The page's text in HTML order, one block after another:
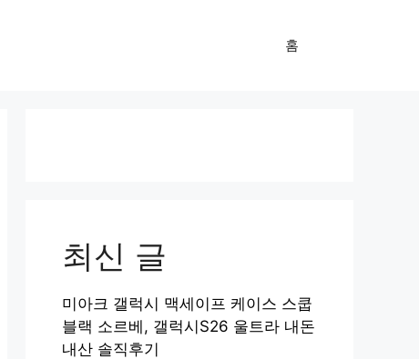
홈
최신 글
미아크 갤럭시 맥세이프 케이스 스쿱
블랙 소르베, 갤럭시S26 울트라 내돈
내산 솔직후기